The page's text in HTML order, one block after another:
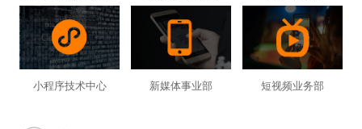
小程序技术中心 新媒体事业部 短视频业务部